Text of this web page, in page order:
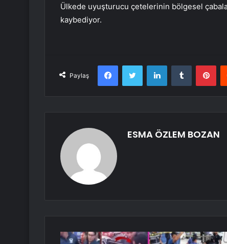
Ülkede uyuşturucu çetelerinin bölgesel
kaybediyor.
Paylaş
FacebookTwitter LinkedInTumblr
ESMA ÖZLEM BOZAN